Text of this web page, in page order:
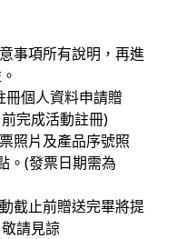
事項所有說明，再進
個人資料申請贈
完成活動註冊)
照片及產品序號照
。(發票日期需為
截止前贈送完畢將提
請見諒